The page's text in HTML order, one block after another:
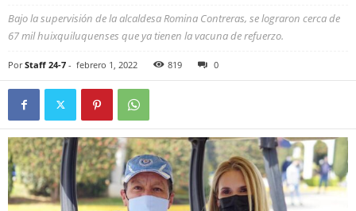
Bajo la supervisión de la alcaldesa Romina Contreras, se lograron cerca de
67 mil huixquiluquenses que ya tienen la vacuna de refuerzo.
Por Staff 24-7 - febrero 1, 2022 819 0